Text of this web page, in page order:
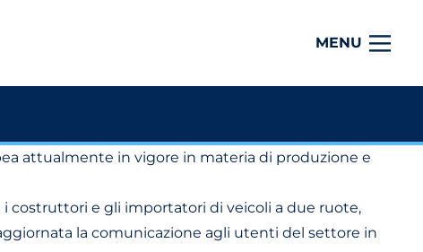
MENU
attualmente in vigore in materia di produzione e
i costruttori e gli importatori di veicoli a due ruote,
la comunicazione agli utenti del settore in